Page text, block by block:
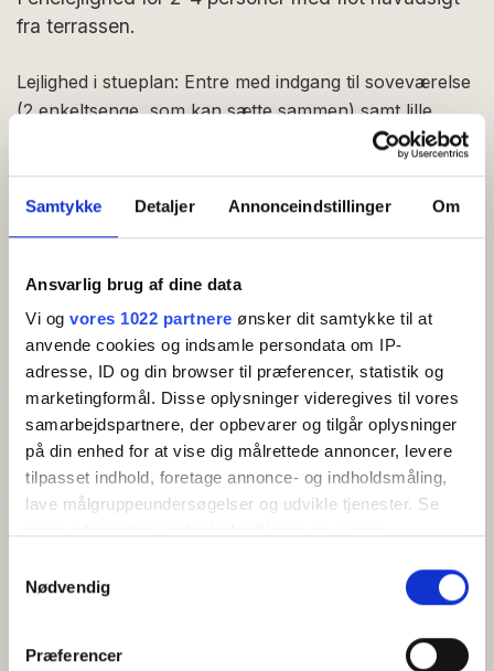
Samtykke Detaljer Annonceindstillinger Om
Ansvarlig brug af dine data
Vi og vores 1022 partnere ønsker dit samtykke til at
anvende cookies og indsamle persondata om IP-
adresse, ID og din browser til præferencer, statistik og
marketingformål. Disse oplysninger videregives til vores
samarbejdspartnere, der opbevarer og tilgår oplysninger
på din enhed for at vise dig målrettede annoncer, levere
tilpasset indhold, foretage annonce- og indholdsmåling,
lave målgruppeundersøgelser og udvikle tjenester. Se
tilbage eller ændre indstillinger fra vores
"Cookiedeklaration", eller ved at trykke på "Privacy
Nødvendig
Præferencer
fra terrassen.
Lejlighed i stueplan: Entre med indgang til soveværelse
(2 enkeltsenge, som kan sætte sammen) samt lille
køkken med blandt andet kaffemaskine, elkedel og
og sofasofa (2 sovepladser). Fra stuen er der indgang
således at du har såvel morgen- som aftensol.
FACILITETER
Generelt
Senge i alt: 2
Faciliteter
Altan/terrasse
Kaffemaskine/elkedel